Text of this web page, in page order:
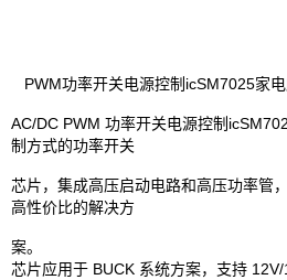
PWM功率开关电源控制icSM7025家
AC/DC PWM 功率开关电源控制
制方式的功率开关
芯片，集成高压启动电路和高压功率管
高性价比的解决方
案。
芯片应用于 BUCK 系统方案，支持